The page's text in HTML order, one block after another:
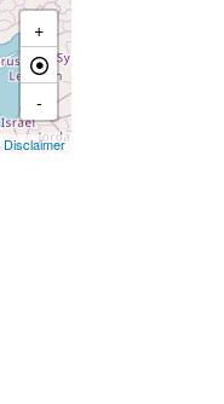
+
-
Disclaimer